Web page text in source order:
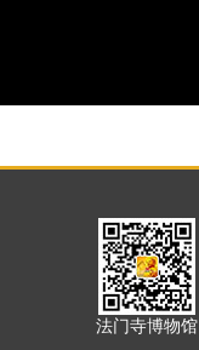
法门寺博物馆